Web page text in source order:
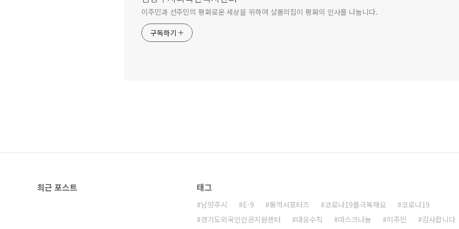
이주민과 선주민의 평화로운 세상을 위하여 샬롬의집이 평화의 인사를 나눕니다.
구독하기
최근 포스트 태그
남양주시 E-9 통역서포터즈 코로나19를극복해요
코로나19
경기도외국인인권지원센터
대응수칙 마스크나눔 이주민
감사합니다